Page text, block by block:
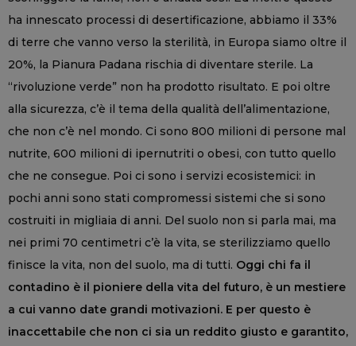
ha innescato processi di desertificazione, abbiamo il 33%
di terre che vanno verso la sterilità, in Europa siamo oltre il
20%, la Pianura Padana rischia di diventare sterile. La
“rivoluzione verde” non ha prodotto risultato. E poi oltre
alla sicurezza, c’è il tema della qualità dell’alimentazione,
che non c’è nel mondo. Ci sono 800 milioni di persone mal
nutrite, 600 milioni di ipernutriti o obesi, con tutto quello
che ne consegue. Poi ci sono i servizi ecosistemici: in
pochi anni sono stati compromessi sistemi che si sono
costruiti in migliaia di anni. Del suolo non si parla mai, ma
nei primi 70 centimetri c’è la vita, se sterilizziamo quello
finisce la vita, non del suolo, ma di tutti. Oggi chi fa il
contadino è il pioniere della vita del futuro, è un mestiere
a cui vanno date grandi motivazioni. E per questo è
inaccettabile che non ci sia un reddito giusto e garantito,